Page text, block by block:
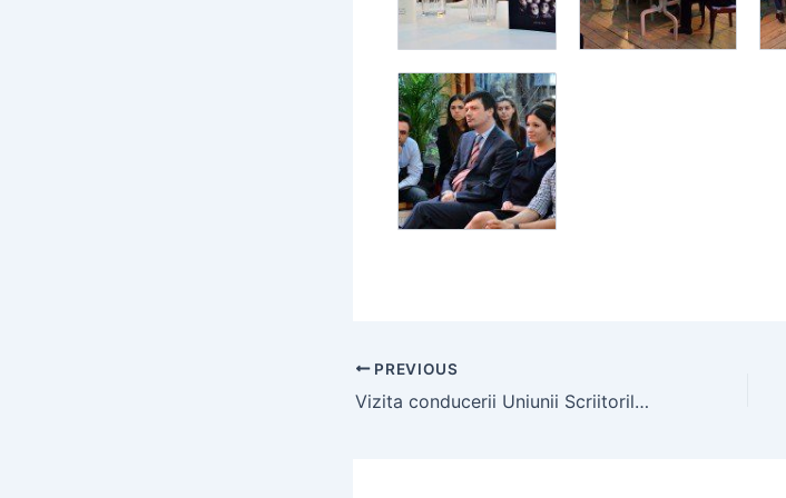
PREVIOUS
Vizita conducerii Uniunii Scriitorilor din Republica Moldova